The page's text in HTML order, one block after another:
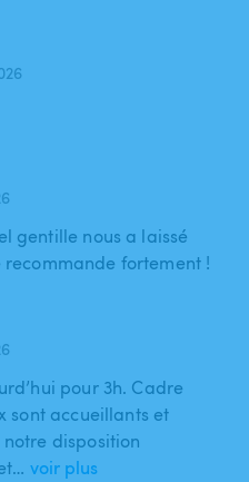
gentille nous a laissé
fortement !
pour 3h. Cadre
sont accueillants et
disposition
voir plus